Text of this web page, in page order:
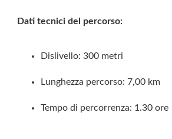
Dati tecnici del percorso:
Dislivello: 300 metri
Lunghezza percorso: 7,00 km
Tempo di percorrenza: 1.30 ore